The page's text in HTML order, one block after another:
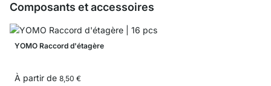
Composants et accessoires
YOMO Raccord d'étagère
À partir de 8,50 €